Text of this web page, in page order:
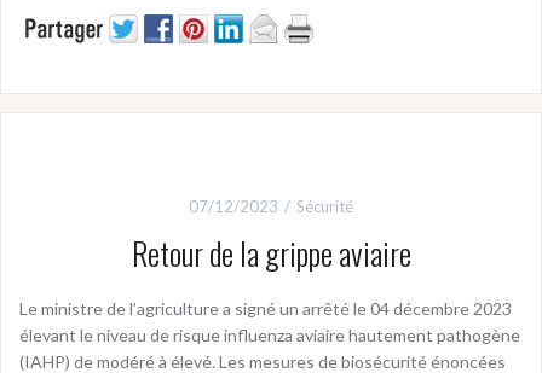
07/12/2023 Sécurité
Retour de la grippe aviaire
Le ministre de l’agriculture a signé un arrêté le 04 décembre 2023
élevant le niveau de risque influenza aviaire hautement pathogène
(IAHP) de modéré à élevé. Les mesures de biosécurité énoncées